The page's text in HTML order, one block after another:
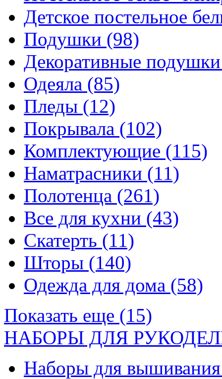
Детское постельное
Подушки (98)
Декоративные
Одеяла (85)
Пледы (12)
Покрывала (102)
Комплектующие (115)
Наматрасники (11)
Полотенца (261)
Все для кухни (43)
Скатерть (11)
Шторы (140)
Одежда для дома (58)
Показать еще (15)
НАБОРЫ ДЛЯ
Наборы для